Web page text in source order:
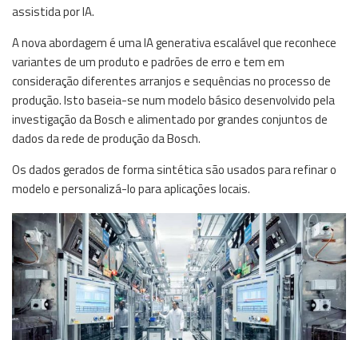
assistida por IA.
A nova abordagem é uma IA generativa escalável que reconhece
variantes de um produto e padrões de erro e tem em
consideração diferentes arranjos e sequências no processo de
produção. Isto baseia-se num modelo básico desenvolvido pela
investigação da Bosch e alimentado por grandes conjuntos de
dados da rede de produção da Bosch.
Os dados gerados de forma sintética são usados para refinar o
modelo e personalizá-lo para aplicações locais.